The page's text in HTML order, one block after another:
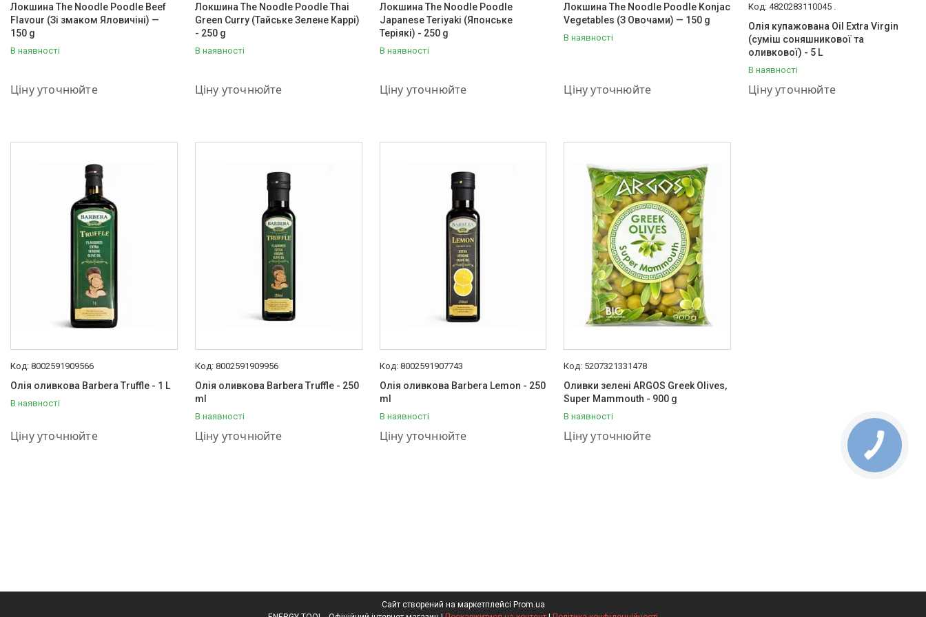
Локшина The Noodle Poodle Beef
Flavour (Зі змаком Яловичіні) —
150 g
В наявності
Ціну уточнюйте
+380 (93) 889-02-23
Локшина The Noodle Poodle Thai
Green Curry (Тайське Зелене Каррі)
- 250 g
В наявності
Ціну уточнюйте
+380 (93) 889-02-23
Локшина The Noodle Poodle
Japanese Teriyaki (Японське
Теріякі) - 250 g
В наявності
Ціну уточнюйте
+380 (93) 889-02-23
Локшина The Noodle Poodle Konjac
Vegetables (З Овочами) — 150 g
В наявності
Ціну уточнюйте
+380 (93) 889-02-23
4820283110045 .
Олія купажована Oil Extra Virgin
(суміш соняшникової та
оливкової) - 5 L
В наявності
Ціну уточнюйте
+380 (93) 889-02-23
8002591909566
Олія оливкова Barbera Truffle - 1 L
В наявності
Ціну уточнюйте
+380 (93) 889-02-23
8002591909956
Олія оливкова Barbera Truffle - 250
ml
В наявності
Ціну уточнюйте
+380 (93) 889-02-23
8002591907743
Олія оливкова Barbera Lemon - 250
ml
В наявності
Ціну уточнюйте
+380 (93) 889-02-23
5207321331478
Оливки зелені ARGOS Greek Olives,
Super Mammouth - 900 g
В наявності
Ціну уточнюйте
+380 (93) 889-02-23
Сайт створений на маркетплейсі Prom.ua